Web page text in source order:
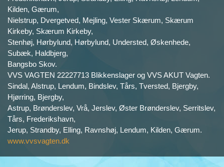
Kilden, Gærum,
Nielstrup, Dvergetved, Mejling, Vester Skærum, Skærum
Kirkeby, Skærum Kirkeby,
Stenhøj, Hørbylund, Hørbylund, Understed, Øskenhede,
Subæk, Haldbjerg,
Bangsbo Skov.
VVS VAGTEN 22227713 Blikkenslager og VVS AKUT Vagten.
Sindal, Alstrup, Lendum, Bindslev, Tårs, Tversted, Bjergby,
Hjørring, Bjergby,
Astrup, Brønderslev, Vrå, Jerslev, Øster Brønderslev, Serritslev,
Tårs, Frederikshavn,
Jerup, Strandby, Elling, Ravnshøj, Lendum, Kilden, Gærum.
www.vvsvagten.dk